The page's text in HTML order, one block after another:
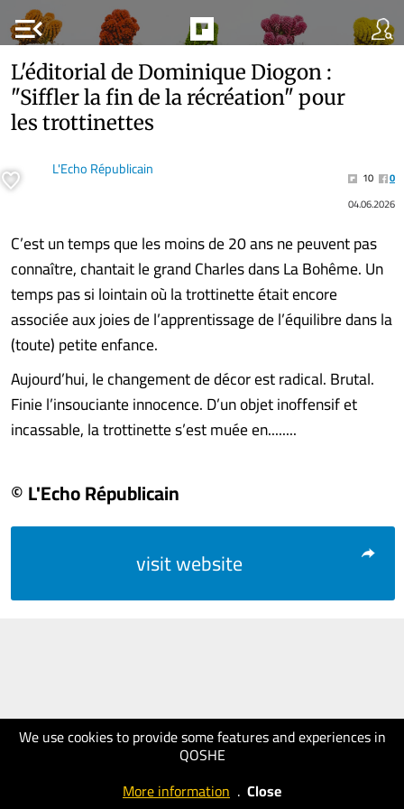
menu_open
We use cookies to provide some features and experiences in
QOSHE
More information . Close
L'éditorial de Dominique Diogon :
"Siffler la fin de la récréation" pour
les trottinettes
L'Echo Républicain 10
0
04.06.2026
C’est un temps que les moins de 20 ans ne peuvent pas
connaître, chantait le grand Charles dans La Bohême. Un
temps pas si lointain où la trottinette était encore
associée aux joies de l’apprentissage de l’équilibre dans la
(toute) petite enfance.
Aujourd’hui, le changement de décor est radical. Brutal.
Finie l’insouciante innocence. D’un objet inoffensif et
incassable, la trottinette s’est muée en........
© L'Echo Républicain
visit website